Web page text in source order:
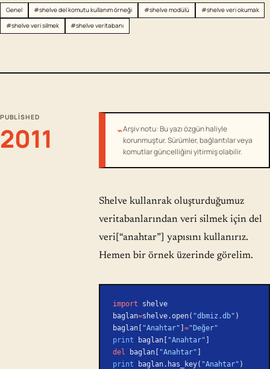
Genel #shelve del komutu kullanım örneği #shelve modülü
#shelve veri okumak
#shelve veri silmek
#shelve veritabanı
PUBLISHED
2011 ⌁Arşiv notu: Bu yazı özgün haliyle
korunmuştur. Sürümler, bağlantılar veya
komutlar güncelliğini yitirmiş olabilir.
Shelve kullanrak oluşturduğumuz
veritabanlarından veri silmek için del
veri[“anahtar”] yapısını kullanırız.
Hemen bir örnek üzerinde görelim.
import shelve
baglan=shelve.open( "dbmiz.db" )
baglan[ "Anahtar" ]="Değer"
print baglan[ "Anahtar" ]
del
baglan[ "Anahtar" ]
print baglan.has_key( "Anahtar" )